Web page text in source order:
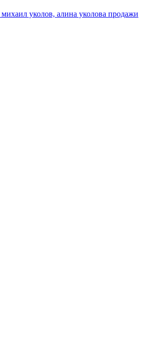
михаил уколов, алина уколова продажи